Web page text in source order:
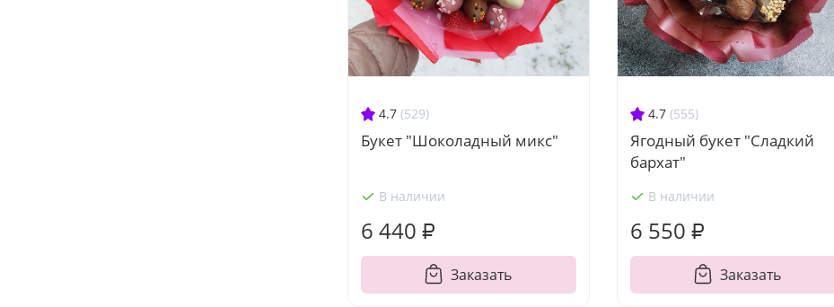
4.7 (529)
Букет "Шоколадный микс"
В наличии
6 440 ₽
Заказать
4.7 (555)
Ягодный букет "Сладкий
бархат"
В наличии
6 550 ₽
Заказать